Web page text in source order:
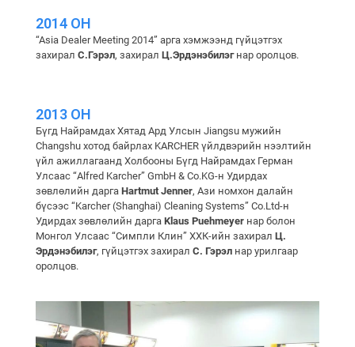
2014 ОН
“Asia Dealer Meeting 2014” арга хэмжээнд гүйцэтгэх
захирал С.Гэрэл, захирал Ц.Эрдэнэбилэгнар оролцов.
2013 ОН
Бүгд Найрамдах Хятад Ард Улсын Jiangsu мужийн
Changshu хотод байрлах KARCHER үйлдвэрийн нээлтийн
үйл ажиллагаанд Холбооны Бүгд Найрамдах Герман
Улсаас “Alfred Karcher” GmbH & Co.KG-н Удирдах
зөвлөлийн дарга Hartmut Jenner, Ази номхон далайн
бүсээс “Karcher (Shanghai) Cleaning Systems” Co.Ltd-н
Удирдах зөвлөлийн дарга Klaus Puehmeyerнар болон
Монгол Улсааc “Симпли Клин” ХХК-ийн захирал Ц.
Эрдэнэбилэг, гүйцэтгэх захирал С. Гэрэлнар урилгаар
оролцов.